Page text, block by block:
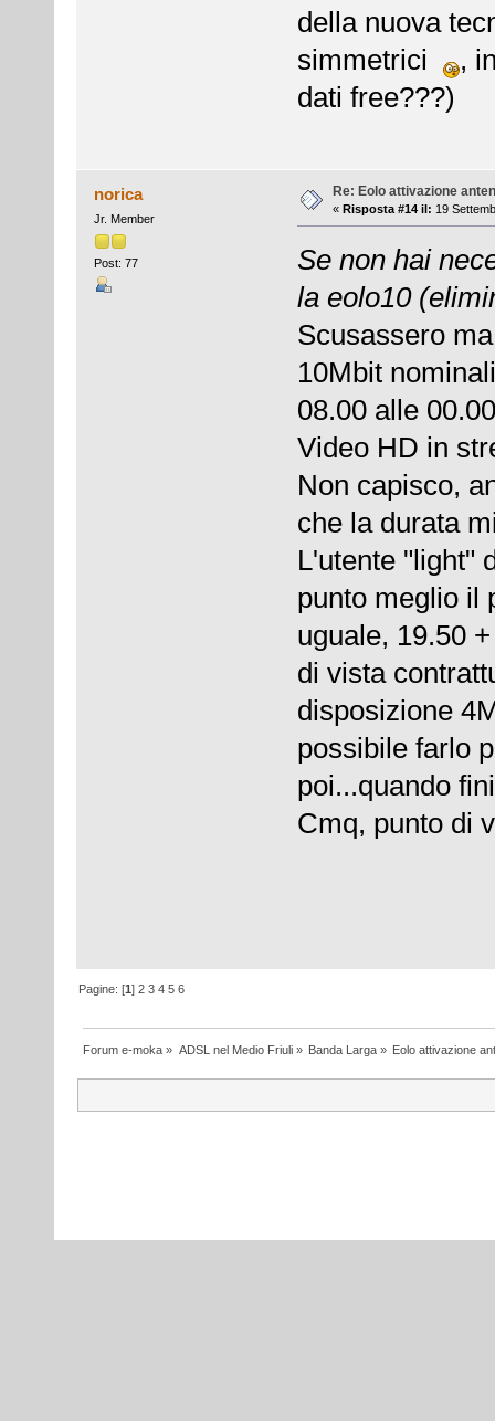
della nuova
simmetrici
,
dati free???)
norica
Jr. Member
Post: 77
Re: Eolo attivazione
« Risposta #14 il: 19
Se non hai
la eolo10
Scusassero
10Mbit
08.00 alle
Video HD in
Non capisco,
che la durata
L'utente "light"
punto meglio il
uguale, 19.50
di vista
disposizione
possibile farlo
poi...quando
Cmq, punto di
Pagine: [1]2 3 4 5 6
Forum e-moka » ADSL nel Medio Friuli» Banda Larga» Eolo attivazione